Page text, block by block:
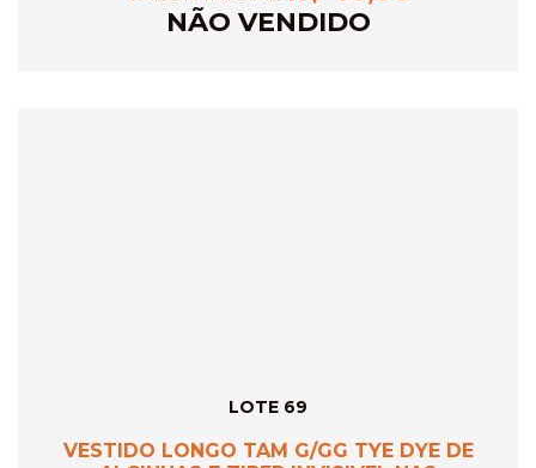
NÃO VENDIDO
LOTE 69
VESTIDO LONGO TAM G/GG TYE DYE DE